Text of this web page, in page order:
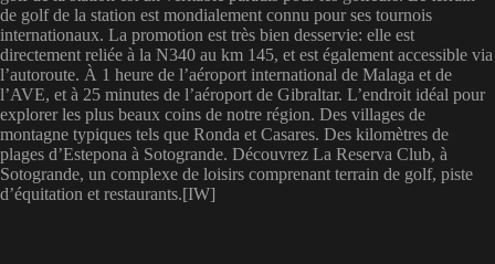
de golf de la station est mondialement connu pour ses tournois
internationaux. La promotion est très bien desservie: elle est
directement reliée à la N340 au km 145, et est également accessible via
l’autoroute. À 1 heure de l’aéroport international de Malaga et de
l’AVE, et à 25 minutes de l’aéroport de Gibraltar. L’endroit idéal pour
explorer les plus beaux coins de notre région. Des villages de
montagne typiques tels que Ronda et Casares. Des kilomètres de
plages d’Estepona à Sotogrande. Découvrez La Reserva Club, à
Sotogrande, un complexe de loisirs comprenant terrain de golf, piste
d’équitation et restaurants.[IW]